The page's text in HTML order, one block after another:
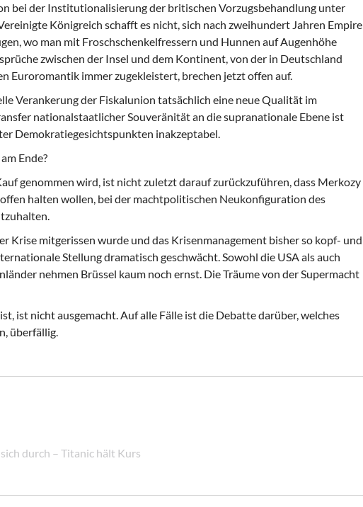
bei der Institutionalisierung der britischen Vorzugsbe­handlung unter
Königreich schafft es nicht, sich nach zweihundert Jahren Empire
wo man mit Froschschenkelfressern und Hunnen auf Augenhöhe
zwischen der Insel und dem Kontinent, von der in Deutschland
Euroromantik immer zugekleistert, brechen jetzt offen auf.
Verankerung der Fiskalunion tatsächlich eine neue Qualität im
nationalstaatlicher Souveränität an die supranationale Ebene ist
Demokratiegesichtspunkten inakzeptabel.
Ende?
genommen wird, ist nicht zuletzt darauf zurückzufüh­ren, dass Merkozy
halten wollen, bei der machtpoli­tischen Neukonfiguration des
Krise mitgerissen wurde und das Krisenmanagement bisher so kopf- und
Stellung dramatisch ge­schwächt. Sowohl die USA als auch
nehmen Brüssel kaum noch ernst. Die Träume von der Supermacht
ist nicht ausgemacht. Auf alle Fälle ist die Debatte darüber, welches
überfällig.
durch – Titanic hält Kurs